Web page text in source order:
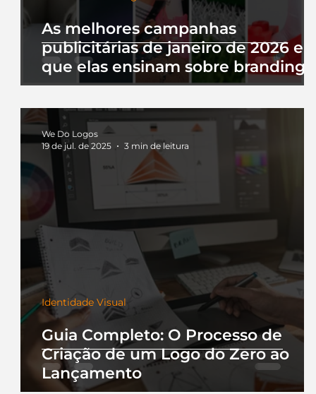
As melhores campanhas
publicitárias de janeiro de 2026 e
que elas ensinam sobre branding
Guia Completo: O Processo de
Criação de um Logo do Zero ao
Lançamento
Identidade Visual
We Do Logos
19 de jul. de 2025
3 min de leitura